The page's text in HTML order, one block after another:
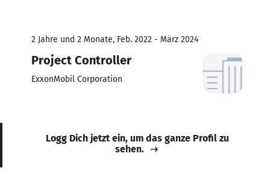
2 Jahre und 2 Monate, Feb. 2022 - März 2024
Project Controller
ExxonMobil Corporation
Logg Dich jetzt ein, um das ganze Profil zu
sehen.